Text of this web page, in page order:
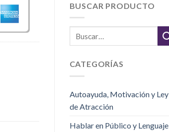
BUSCAR PRODUCTO
CATEGORÍAS
Autoayuda, Motivación y Ley
de Atracción
Hablar en Público y Lenguaje